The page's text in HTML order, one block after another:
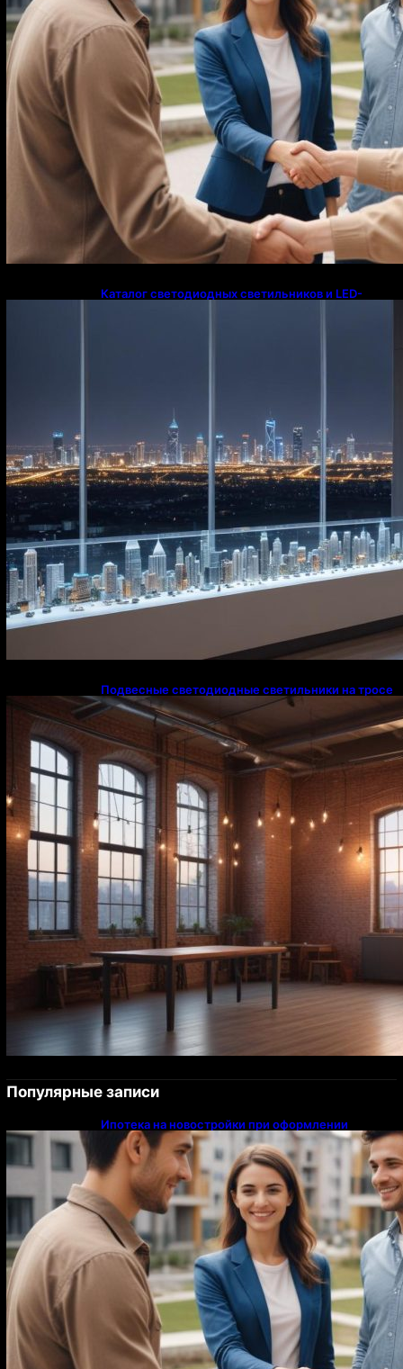
Каталог светодиодных светильников и LED-
Подвесные светодиодные светильники на тросе
Популярные записи
Ипотека на новостройки при оформлении
напрямую у застройщика